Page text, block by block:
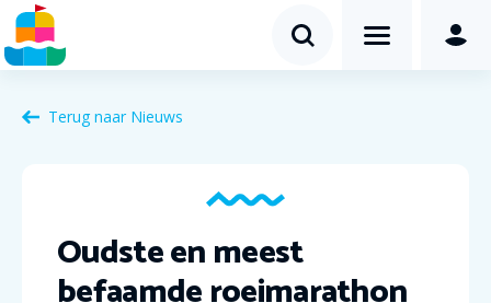
Terug naar Nieuws
Oudste en meest